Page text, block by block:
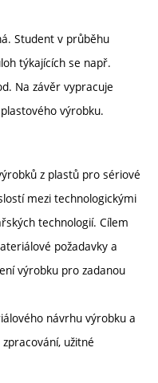
Student v průběhu
týkajících se např.
Na závěr vypracuje
výrobku.
z plastů pro sériové
mezi technologickými
technologií. Cílem
požadavky a
výrobku pro zadanou
návrhu výrobku a
užitné